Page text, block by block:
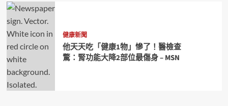
健康新聞
他天天吃「健康1物」慘了！醫檢查
驚：腎功能大降2部位最傷身 – MSN